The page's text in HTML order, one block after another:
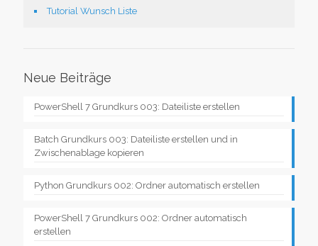
Tutorial Wunsch Liste
Neue Beiträge
PowerShell 7 Grundkurs 003: Dateiliste erstellen
Batch Grundkurs 003: Dateiliste erstellen und in
Zwischenablage kopieren
Python Grundkurs 002: Ordner automatisch erstellen
PowerShell 7 Grundkurs 002: Ordner automatisch
erstellen